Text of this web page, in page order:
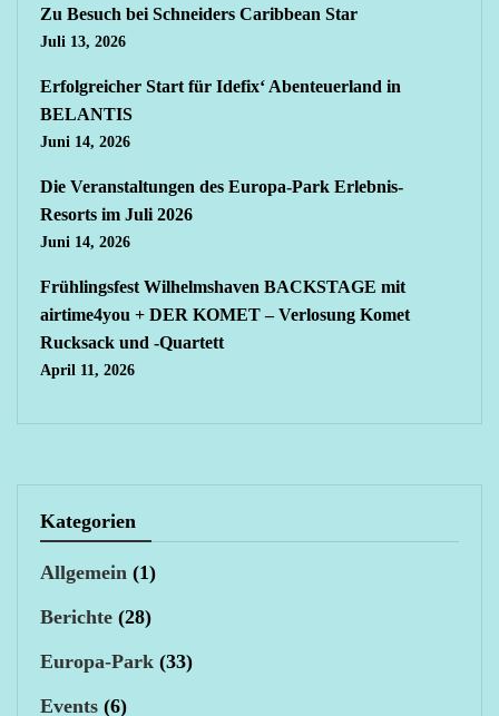
Zu Besuch bei Schneiders Caribbean Star
Juli 13, 2026
Erfolgreicher Start für Idefix‘ Abenteuerland in
BELANTIS
Juni 14, 2026
Die Veranstaltungen des Europa-Park Erlebnis-
Resorts im Juli 2026
Juni 14, 2026
Frühlingsfest Wilhelmshaven BACKSTAGE mit
airtime4you + DER KOMET – Verlosung Komet
Rucksack und -Quartett
April 11, 2026
Kategorien
Allgemein (1)
Berichte (28)
Europa-Park (33)
Events (6)